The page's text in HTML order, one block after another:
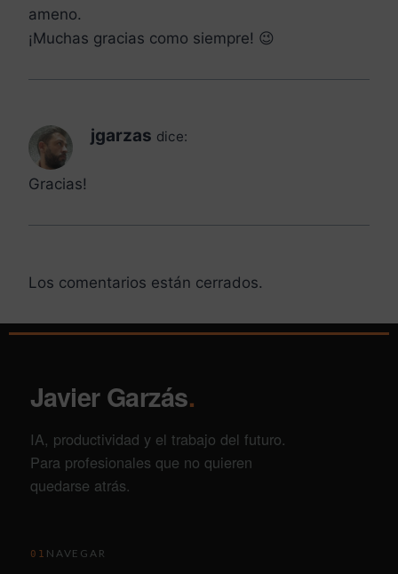
ameno.
¡Muchas gracias como siempre! 😉
jgarzas dice:
Gracias!
Los comentarios están cerrados.
Javier Garzás.
IA, productividad y el trabajo del futuro.
Para profesionales que no quieren
quedarse atrás.
01 NAVEGAR